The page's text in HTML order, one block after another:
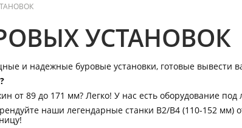
УСТАНОВОК
и надежные буровые установки, готовые вывести
от 89 до 171 мм? Легко! У нас есть оборудование
наши легендарные станки B2/B4 (110-152 мм)